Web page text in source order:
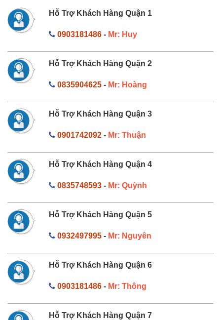
Hỗ Trợ Khách Hàng Quận 1
0903181486- Mr: Huy
Hỗ Trợ Khách Hàng Quận 2
0835904625- Mr: Hoàng
Hỗ Trợ Khách Hàng Quận 3
0901742092- Mr: Thuận
Hỗ Trợ Khách Hàng Quận 4
0835748593- Mr: Quỳnh
Hỗ Trợ Khách Hàng Quận 5
0932497995- Mr: Nguyên
Hỗ Trợ Khách Hàng Quận 6
0903181486- Mr: Thông
Hỗ Trợ Khách Hàng Quận 7